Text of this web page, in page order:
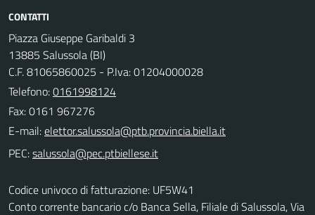
CONTATTI
Piazza Giuseppe Garibaldi 3
13885 Salussola (BI)
C.F. 81065860025 - P.Iva: 01204000028
Telefono:0161998124
Fax: 0161 967276
E-mail:
PEC:
Codice univoco di fatturazione: UF5W41
Conto corrente bancario c/o Banca Sella, Filiale di Salussola, Via